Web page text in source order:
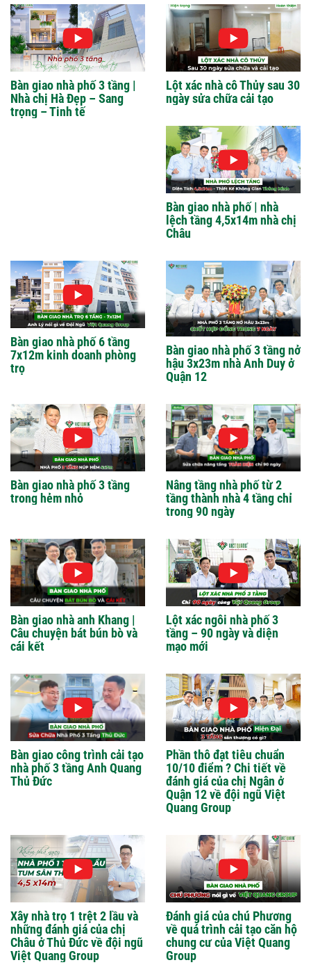
Bàn giao nhà phố 3 tầng |
Nhà chị Hà Đẹp – Sang
trọng – Tinh tế
Lột xác nhà cô Thủy sau 30
ngày sửa chữa cải tạo
Bàn giao nhà phố | nhà
lệch tầng 4,5x14m nhà chị
Châu
Bàn giao nhà phố 6 tầng
7x12m kinh doanh phòng
trọ
Bàn giao nhà phố 3 tầng nở
hậu 3x23m nhà Anh Duy ở
Quận 12
Bàn giao nhà phố 3 tầng
trong hẻm nhỏ
Nâng tầng nhà phố từ 2
tầng thành nhà 4 tầng chỉ
trong 90 ngày
Bàn giao nhà anh Khang |
Câu chuyện bát bún bò và
cái kết
Lột xác ngôi nhà phố 3
tầng – 90 ngày và diện
mạo mới
Bàn giao công trình cải tạo
nhà phố 3 tầng Anh Quang
Thủ Đức
Phần thô đạt tiêu chuẩn
10/10 điểm ? Chi tiết về
đánh giá của chị Ngân ở
Quận 12 về đội ngũ Việt
Quang Group
Xây nhà trọ 1 trệt 2 lầu và
những đánh giá của chị
Châu ở Thủ Đức về đội ngũ
Việt Quang Group
Đánh giá của chú Phương
về quá trình cải tạo căn hộ
chung cư của Việt Quang
Group